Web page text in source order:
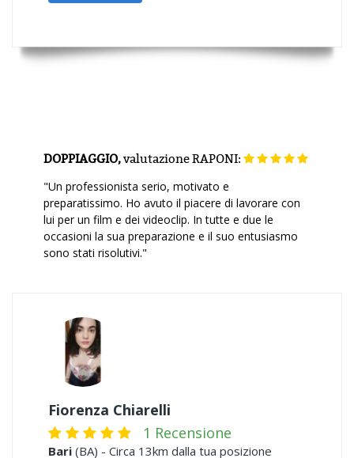
DOPPIAGGIO,valutazioneRAPONI:
"Un professionista serio, motivato e
preparatissimo. Ho avuto il piacere di lavorare con
lui per un film e dei videoclip. In tutte e due le
occasioni la sua preparazione e il suo entusiasmo
sono stati risolutivi."
Fiorenza Chiarelli
1 Recensione
Bari (BA) - Circa 13km dalla tua posizione